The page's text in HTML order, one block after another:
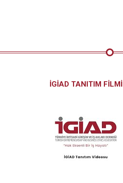
İGİAD TANITIM FİLMİ